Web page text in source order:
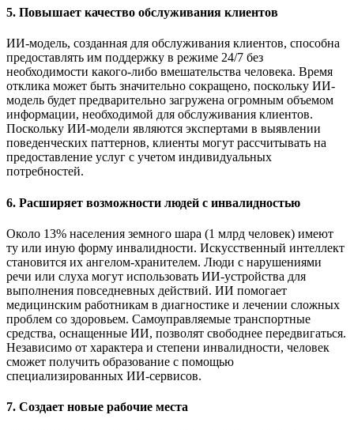
5. Повышает качество обслуживания клиентов
ИИ-модель, созданная для обслуживания клиентов, способна
предоставлять им поддержку в режиме 24/7 без
необходимости какого-либо вмешательства человека. Время
отклика может быть значительно сокращено, поскольку ИИ-
модель будет предварительно загружена огромным объемом
информации, необходимой для обслуживания клиентов.
Поскольку ИИ-модели являются экспертами в выявлении
поведенческих паттернов, клиенты могут рассчитывать на
предоставление услуг с учетом индивидуальных
потребностей.
6. Расширяет возможности людей с инвалидностью
Около 13% населения земного шара (1 млрд человек) имеют
ту или иную форму инвалидности. Искусственный интеллект
становится их ангелом-хранителем. Люди с нарушениями
речи или слуха могут использовать ИИ-устройства для
выполнения повседневных действий. ИИ помогает
медицинским работникам в диагностике и лечении сложных
проблем со здоровьем. Самоуправляемые транспортные
средства, оснащенные ИИ, позволят свободнее передвигаться.
Независимо от характера и степени инвалидности, человек
сможет получить образование с помощью
специализированных ИИ-сервисов.
7. Создает новые рабочие места